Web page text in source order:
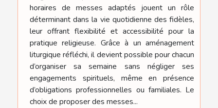
horaires de messes adaptés jouent un rôle
déterminant dans la vie quotidienne des fidèles,
leur offrant flexibilité et accessibilité pour la
pratique religieuse. Grâce à un aménagement
liturgique réfléchi, il devient possible pour chacun
d’organiser sa semaine sans négliger ses
engagements spirituels, même en présence
d’obligations professionnelles ou familiales. Le
choix de proposer des messes...